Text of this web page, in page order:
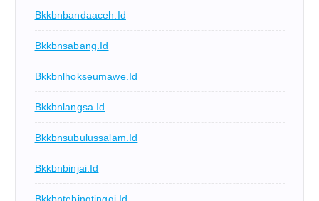
Bkkbnbandaaceh.id
Bkkbnsabang.id
Bkkbnlhokseumawe.id
Bkkbnlangsa.id
Bkkbnsubulussalam.id
Bkkbnbinjai.id